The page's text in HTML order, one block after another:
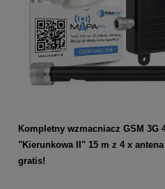
Kompletny wzmacniacz GSM 3G
"Kierunkowa II" 15 m z 4 x
gratis!